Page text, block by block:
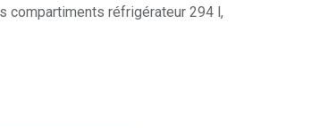
compartiments réfrigérateur 294 l,